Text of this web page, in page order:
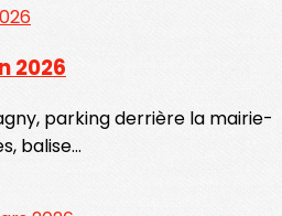
2026
parking derrière la mairie-
balise...